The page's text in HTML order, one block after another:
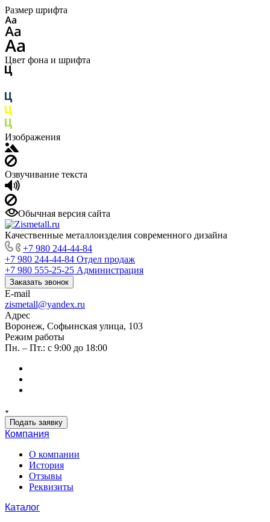
Размер шрифта
Цвет фона и шрифта
Изображения
Озвучивание текста
Обычная версия сайта
Качественные металлоизделия современного дизайна
+7 980 244-44-84
+7 980 244-44-84 Отдел продаж
+7 980 555-25-25 Администрация
Заказать звонок
E-mail
zismetall@yandex.ru
Адрес
Воронеж, Софьинская улица, 103
Режим работы
Пн. – Пт.: с 9:00 до 18:00
Подать заявку
Компания
О компании
История
Отзывы
Реквизиты
Каталог